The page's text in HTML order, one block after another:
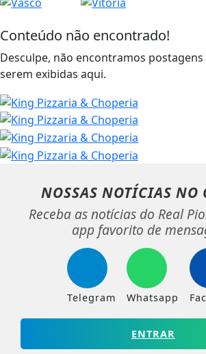
Conteúdo não encontrado!
Desculpe, não encontramos
serem exibidas aqui.
NOSSAS NOTÍCIAS NO
Receba as notícias do Real
app favorito de
Telegram Whatsapp
ENTRAR